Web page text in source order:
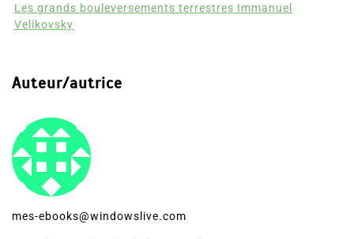
Les grands bouleversements terrestres Immanuel
Velikovsky
Auteur/autrice
mes-ebooks@windowslive.com